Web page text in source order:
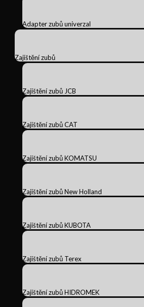
Adapter zubů univerzal
Zajištění zubů
Zajištění zubů JCB
Zajištění zubů CAT
Zajištění zubů KOMATSU
Zajištění zubů New Holland
Zajištění zubů KUBOTA
Zajištění zubů Terex
Zajištění zubů HIDROMEK